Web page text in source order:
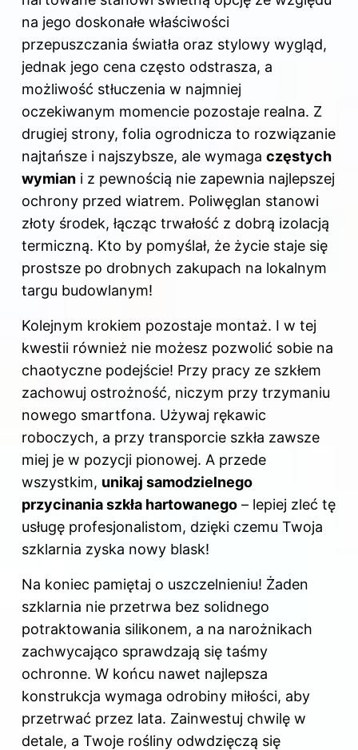
na jego doskonałe właściwości
przepuszczania światła oraz stylowy wygląd,
jednak jego cena często odstrasza, a
możliwość stłuczenia w najmniej
oczekiwanym momencie pozostaje realna. Z
drugiej strony, folia ogrodnicza to rozwiązanie
najtańsze i najszybsze, ale wymaga częstych
wymian i z pewnością nie zapewnia najlepszej
ochrony przed wiatrem. Poliwęglan stanowi
złoty środek, łącząc trwałość z dobrą izolacją
termiczną. Kto by pomyślał, że życie staje się
prostsze po drobnych zakupach na lokalnym
targu budowlanym!
Kolejnym krokiem pozostaje montaż. I w tej
kwestii również nie możesz pozwolić sobie na
chaotyczne podejście! Przy pracy ze szkłem
zachowuj ostrożność, niczym przy trzymaniu
nowego smartfona. Używaj rękawic
roboczych, a przy transporcie szkła zawsze
miej je w pozycji pionowej. A przede
wszystkim, unikaj samodzielnego
przycinania szkła hartowanego – lepiej zleć tę
usługę profesjonalistom, dzięki czemu Twoja
szklarnia zyska nowy blask!
Na koniec pamiętaj o uszczelnieniu! Żaden
szklarnia nie przetrwa bez solidnego
potraktowania silikonem, a na narożnikach
zachwycająco sprawdzają się taśmy
ochronne. W końcu nawet najlepsza
konstrukcja wymaga odrobiny miłości, aby
przetrwać przez lata. Zainwestuj chwilę w
detale, a Twoje rośliny odwdzięczą się